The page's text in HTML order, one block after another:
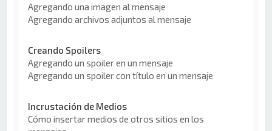
Agregando una imagen al mensaje
Agregando archivos adjuntos al mensaje
Creando Spoilers
Agregando un spoiler en un mensaje
Agregando un spoiler con título en un mensaje
Incrustación de Medios
Cómo insertar medios de otros sitios en los